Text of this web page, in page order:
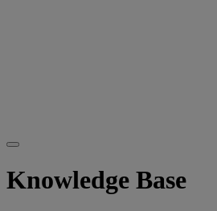
Knowledge Base